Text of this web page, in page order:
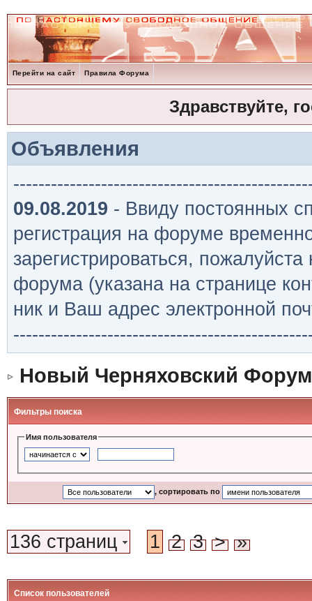
Перейти на сайт Правила Форума
Здравствуйте,
Объявления
09.08.2019 - Ввиду постоянных
регистрация на форуме
зарегистрироваться,
форума (указана на странице
ник и Ваш адрес электронной
Новый Черняховский Форум
Фильтры поиска
Имя пользователя
, сортировать по
136 страниц 1 2 3 > »
Список пользователей